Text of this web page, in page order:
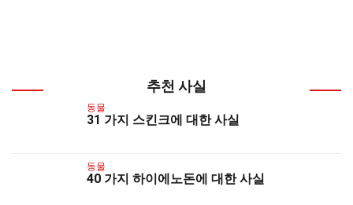
추천 사실
동물
31 가지 스킨크에 대한 사실
동물
40 가지 하이에노돈에 대한 사실